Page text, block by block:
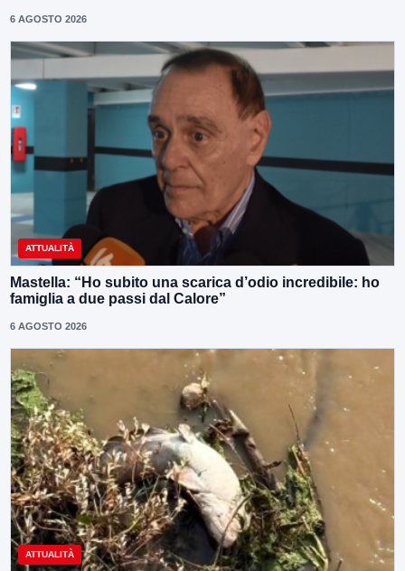
6 AGOSTO 2026
ATTUALITÀ
Mastella: “Ho subito una scarica d’odio incredibile: ho
famiglia a due passi dal Calore”
6 AGOSTO 2026
ATTUALITÀ